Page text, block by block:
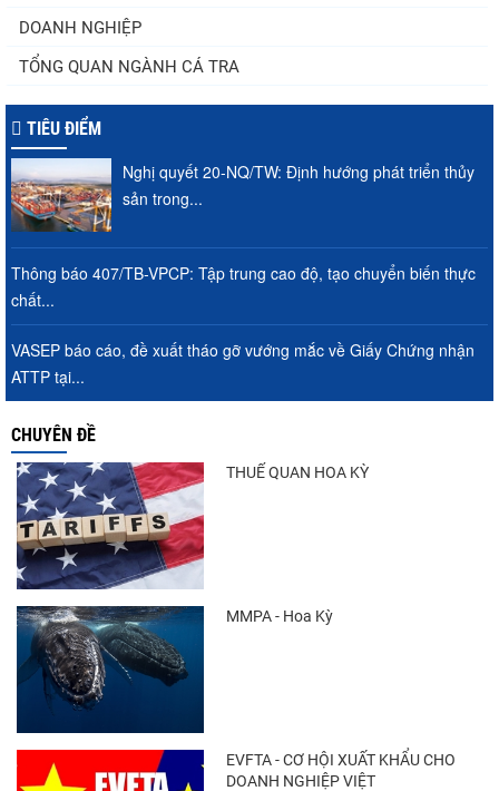
DOANH NGHIỆP
TỔNG QUAN NGÀNH CÁ TRA
TIÊU ĐIỂM
Nghị quyết 20-NQ/TW: Định hướng phát triển thủy
sản trong...
Thông báo 407/TB-VPCP: Tập trung cao độ, tạo chuyển biến thực
chất...
VASEP báo cáo, đề xuất tháo gỡ vướng mắc về Giấy Chứng nhận
ATTP tại...
CHUYÊN ĐỀ
THUẾ QUAN HOA KỲ
MMPA - Hoa Kỳ
EVFTA - CƠ HỘI XUẤT KHẨU CHO
DOANH NGHIỆP VIỆT